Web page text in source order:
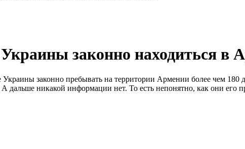
законно находиться в
Украины законно пребывать на территории Армении более чем
дальше никакой информации нет. То есть непонятно, как они его